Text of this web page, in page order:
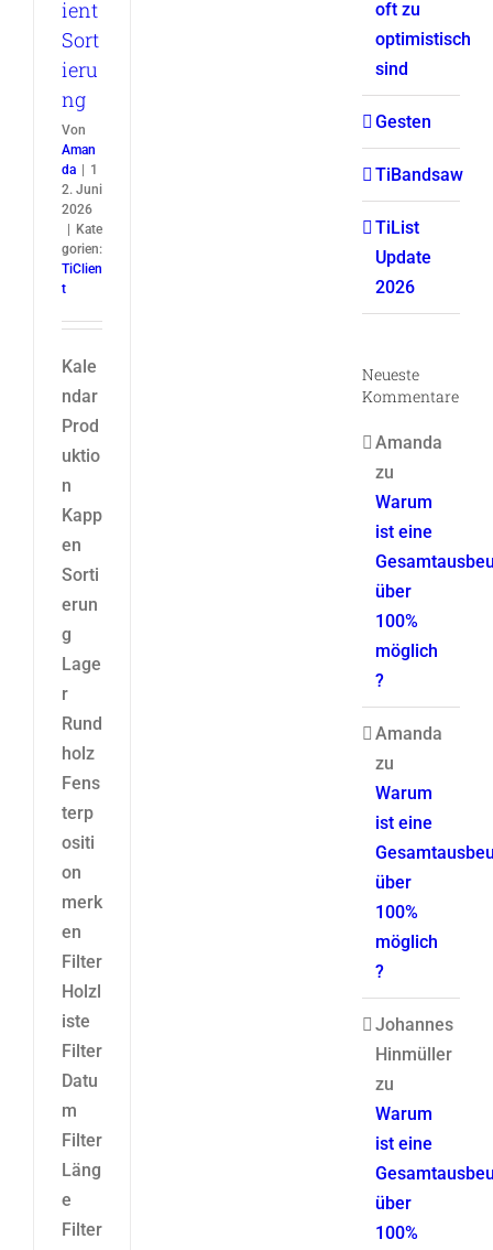
ient
Sort
ieru
ng
Von
Aman
da
1
2. Juni
2026
Kate
gorien:
TiClien
t
Kale
ndar
Prod
uktio
n
Kapp
en
Sorti
erun
g
Lage
r
Rund
holz
Fens
terp
ositi
on
merk
en
Filter
Holzl
iste
Filter
Datu
m
Filter
Läng
e
Filter
oft zu
optimistisch
sind
Gesten
TiBandsaw
TiList
Update
2026
Neueste
Kommentare
Amanda
zu
Warum
ist eine
über
100%
möglich
?
Amanda
zu
Warum
ist eine
über
100%
möglich
?
Johannes
Hinmüller
zu
Warum
ist eine
über
100%